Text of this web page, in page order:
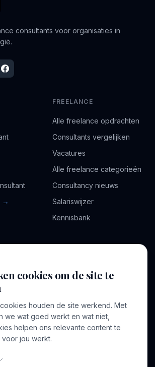
consultants voor organisaties in
→
FREELANCE
Alle freelance opdrachten
Consultants vergelijken
Vacatures
Alle freelance categorieën
Consultancy nieuws
Salariswijzer
Kennisbank
VOOR CONSULTANTS
Inloggen
cookies om de site te
houden de site werkend. Met
we wat goed werkt en wat niet,
helpen ons relevante content te
voor jou werkt.